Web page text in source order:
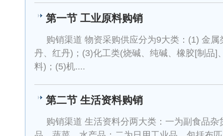
第一节 工业原料购销
购销渠道 物资采购供应分为9大类：(1) 金
丹、红丹)；(3)化工类(烧碱、纯碱、橡胶[制品]
料)；(5)机....
第二节 生活资料购销
购销渠道 生活资料分两大类：一为副食品